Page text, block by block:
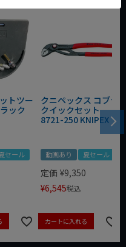
トツー
ック
セール
クニペックス コブラ
クイックセット
8721-250 KNIPEX
動画あり 夏セール
定価 ¥9,350
¥6,545税込
カートに入れる